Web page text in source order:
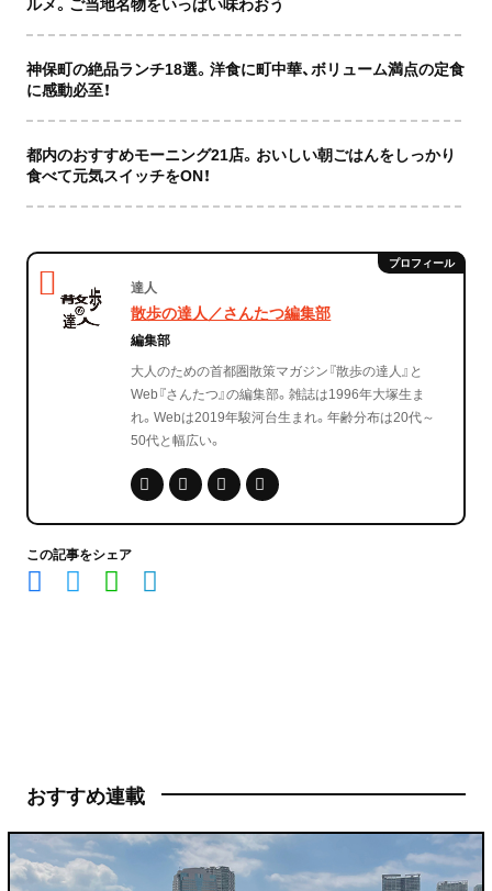
神保町の絶品ランチ18選。洋食に町中華、ボリューム満点の定食
に感動必至！
都内のおすすめモーニング21店。おいしい朝ごはんをしっかり
食べて元気スイッチをON！
達人
散歩の達人／さんたつ編集部
編集部
大人のための首都圏散策マガジン『散歩の達人』と
Web『さんたつ』の編集部。雑誌は1996年大塚生ま
れ。Webは2019年駿河台生まれ。年齢分布は20代～
50代と幅広い。
この記事をシェア
おすすめ連載